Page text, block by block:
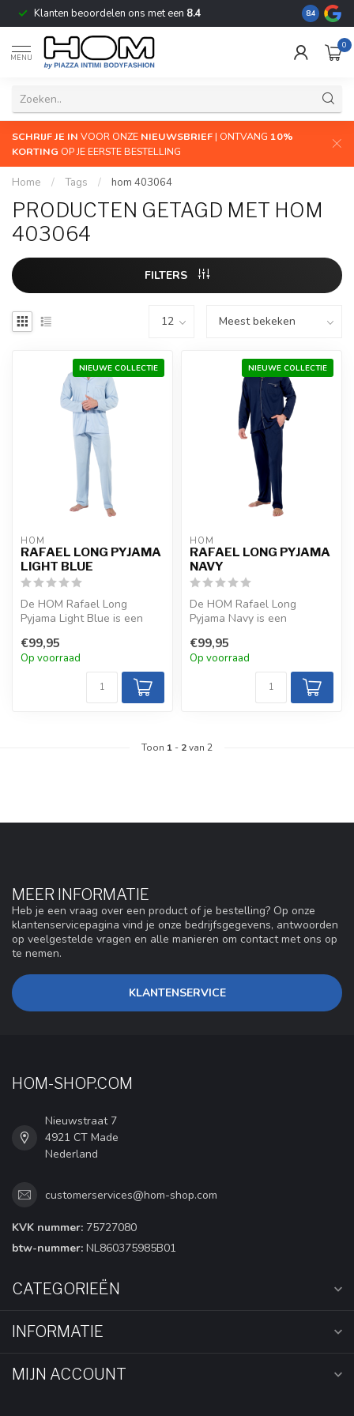
Klanten beoordelen ons met een 8.4 De
8.4
MENU
0
SCHRIJF JE IN VOOR ONZE NIEUWSBRIEF| ONTVANG 10%
KORTING OP JE EERSTE BESTELLING
Home / Tags / hom 403064
PRODUCTEN GETAGD MET HOM
403064
FILTERS
NIEUWE COLLECTIE
HOM
RAFAEL LONG PYJAMA
LIGHT BLUE
De HOM Rafael Long
Pyjama Light Blue is een
met een...
€99,95
Op voorraad
NIEUWE COLLECTIE
HOM
RAFAEL LONG PYJAMA
NAVY
De HOM Rafael Long
Pyjama Navy is een
met een katoen...
€99,95
Op voorraad
Toon 1 - 2van 2
MEER INFORMATIE
Heb je een vraag over een product of je bestelling? Op onze
klantenservicepagina vind je onze bedrijfsgegevens, antwoorden
op veelgestelde vragen en alle manieren om contact met ons op
te nemen.
KLANTENSERVICE
HOM-SHOP.COM
Nieuwstraat 7
4921 CT Made
Nederland
customerservices@hom-shop.com
KVK nummer: 75727080
btw-nummer: NL860375985B01
CATEGORIEËN
INFORMATIE
MIJN ACCOUNT